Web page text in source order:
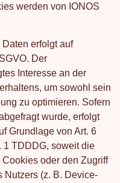
werden von IONOS
erfolgt auf
Der
Interesse an der
um sowohl sein
zu optimieren. Sofern
wurde, erfolgt
Grundlage von Art. 6
1 TDDDG, soweit die
oder den Zugriff
Nutzers (z. B. Device-